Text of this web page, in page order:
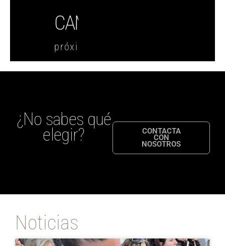
CAMPAMENTOS
próximamente
¿No sabes qué
elegir? CONTACTA
CON
NOSOTROS
Noticias